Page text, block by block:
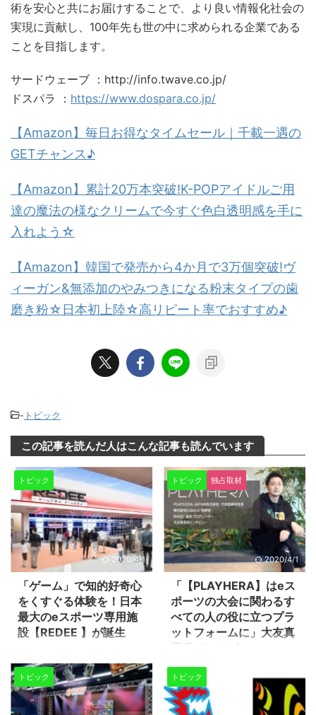
術を安心と共にお届けすることで、より良い情報化社会の
実現に貢献し、100年先も世の中に求められる企業である
ことを目指します。
サードウェーブ ：http://info.twave.co.jp/
ドスパラ ： https://www.dospara.co.jp/
【Amazon】毎日お得なタイムセール｜千載一遇の
GETチャンス♪
【Amazon】累計20万本突破!K-POPアイドルご用
達の魔法の様なクリームで今すぐ色白透明感を手に
入れよう☆
【Amazon】韓国で発売から4か月で3万個突破!ヴ
ィーガン&無添加のやみつきになる粉末タイプの歯
磨き粉☆日本初上陸☆高リピート率でおすすめ♪
- トピック
この記事を読んだ人はこんな記事も読んでいます
トピック
2020/4/1
「ゲーム」で知的好奇心
をくすぐる体験を！日本
最大のeスポーツ専用施
設【REDEE 】が誕生
電通、ウェルプレイド、Next
Group Holdingsの4社協業による
日本最大のゲーム/ eスポーツ専
用施設「REDEE WORLD」れでぃ
トピック 独占取材
2020/4/1
「【PLAYHERA】はeス
ポーツの大会に関わるす
べての人の役に立つプラ
ットフォームに」大友真
吾氏インタビュー
2019年9月、ユーザーエントリー
からトーナメント作成、大会進行
までワンストップで運営と管理が
可能なeスポーツ大会プラットフ
トピック トピック